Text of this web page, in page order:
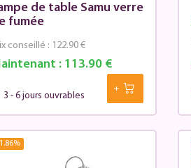
de table Samu verre
fumée
: 113.90 €
conseillé : 122.90 €
3 - 6 jours ouvrables
%